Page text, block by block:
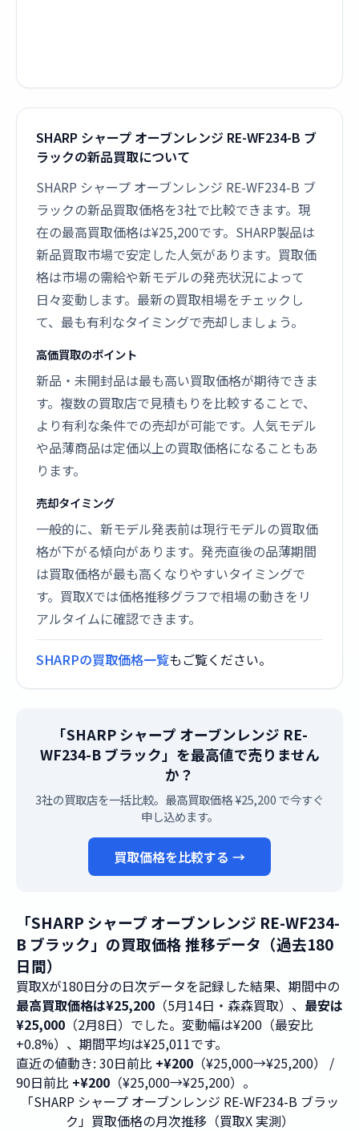
SHARP シャープ オーブンレンジ RE-WF234-B ブ
ラックの新品買取について
SHARP シャープ オーブンレンジ RE-WF234-B ブ
ラックの新品買取価格を3社で比較できます。現
在の最高買取価格は¥25,200です。SHARP製品は
新品買取市場で安定した人気があります。買取価
格は市場の需給や新モデルの発売状況によって
日々変動します。最新の買取相場をチェックし
て、最も有利なタイミングで売却しましょう。
高価買取のポイント
新品・未開封品は最も高い買取価格が期待できま
す。複数の買取店で見積もりを比較することで、
より有利な条件での売却が可能です。人気モデル
や品薄商品は定価以上の買取価格になることもあ
ります。
売却タイミング
一般的に、新モデル発表前は現行モデルの買取価
格が下がる傾向があります。発売直後の品薄期間
は買取価格が最も高くなりやすいタイミングで
す。買取Xでは価格推移グラフで相場の動きをリ
アルタイムに確認できます。
SHARPの買取価格一覧もご覧ください。
「SHARP シャープ オーブンレンジ RE-
WF234-B ブラック」を最高値で売りません
か？
3社の買取店を一括比較。最高買取価格 ¥25,200 で今すぐ
申し込めます。
買取価格を比較する →
「SHARP シャープ オーブンレンジ RE-WF234-
B ブラック」の買取価格 推移データ（過去180
日間）
買取Xが180日分の日次データを記録した結果、期間中の
最高買取価格は¥25,200 （5月14日・森森買取）、 最安は
¥25,000 （2月8日）でした。変動幅は¥200（最安比
+0.8%）、期間平均は¥25,011です。
直近の値動き: 30日前比 +¥200 （¥25,000→¥25,200） /
90日前比 +¥200 （¥25,000→¥25,200）。
「SHARP シャープ オーブンレンジ RE-WF234-B ブラッ
ク」買取価格の月次推移（買取X 実測）